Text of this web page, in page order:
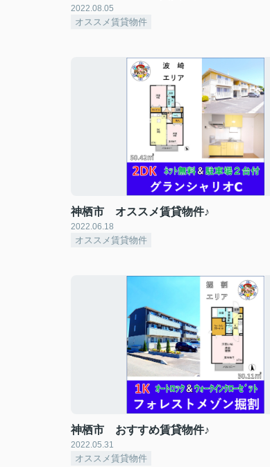
2022.08.05
オススメ賃貸物件
神栖市 オススメ賃貸物件♪
2022.06.18
オススメ賃貸物件
神栖市 おすすめ賃貸物件♪
2022.05.31
オススメ賃貸物件